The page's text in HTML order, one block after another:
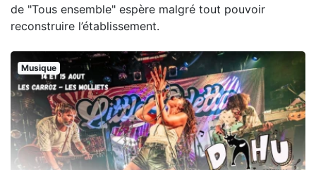
de "Tous ensemble" espère malgré tout pouvoir
reconstruire l’établissement.
Musique